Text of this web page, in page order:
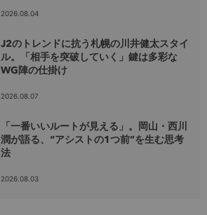
2026.08.04
J2のトレンドに抗う札幌の川井健太スタイ
ル。「相手を突破していく」鍵は多彩な
WG陣の仕掛け
2026.08.07
「一番いいルートが見える」。岡山・西川
潤が語る、“アシストの1つ前”を生む思考
法
2026.08.03